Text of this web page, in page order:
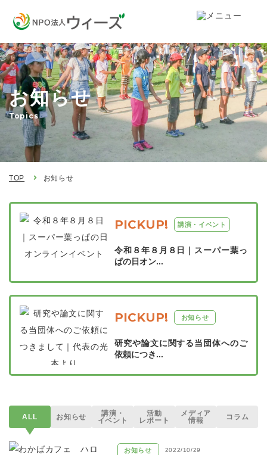
お知らせ
Topics
TOP お知らせ
PICKUP! 講演・イベント
令和８年８月８日｜スーパー葉っ
ぱの日オン...
PICKUP! お知らせ
研究や論文に関する当団体へのご
依頼につき...
ALL お知らせ
講演・
イベント
活動
レポート
メディア
情報
コラム
お知らせ 2022/10/29